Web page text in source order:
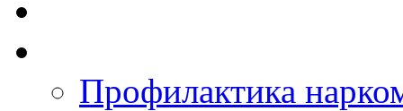
Профилактика